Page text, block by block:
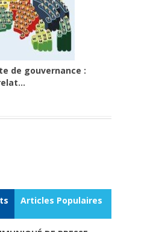
de gouvernance :
Articles Populaires